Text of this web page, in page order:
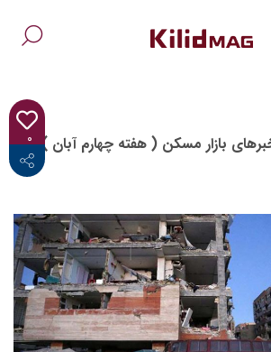
۰
<i class="fab fa-facebook-f"></i> بازار مسکن ( هفته چهارم آبان )